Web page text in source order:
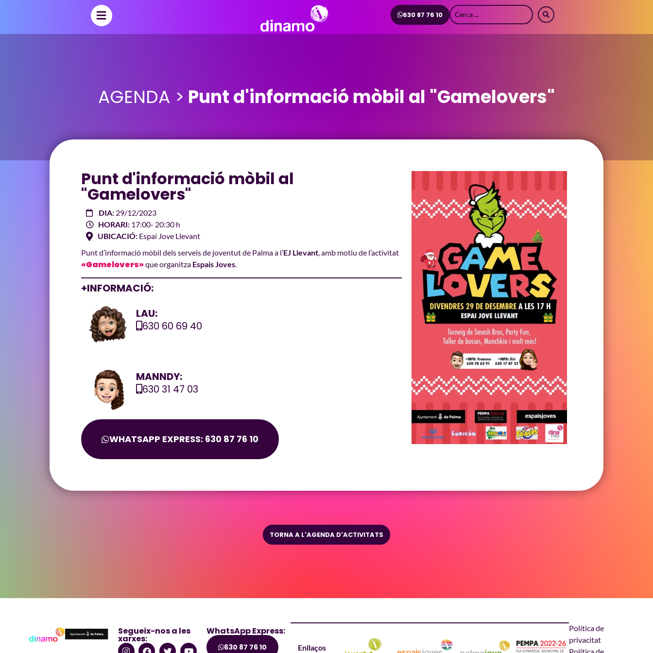
630 87 76 10
AGENDA > Punt d'informació mòbil al "Gamelovers"
Punt d'informació mòbil al
"Gamelovers"
DIA: 29/12/2023
HORARI: 17:00- 20:30 h
UBICACIÓ: Espai Jove Llevant
Punt d’informació mòbil dels serveis de joventut de Palma a l’EJ Llevant, amb motiu de l’activitat
«Gamelovers»que organitza Espais Joves.
+INFORMACIÓ:
LAU:
630 60 69 40
MANNDY:
630 31 47 03
WHATSAPP EXPRESS: 630 87 76 10
TORNA A L'AGENDA D'ACTIVITATS
Segueix-nos a les
xarxes:
WhatsApp Express:
630 87 76 10
Enllaços
Política de
privacitat